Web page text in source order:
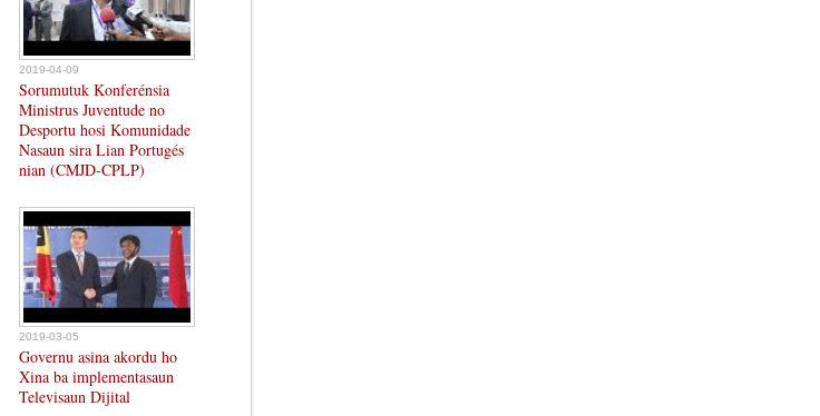
2019-04-09
Sorumutuk Konferénsia
Ministrus Juventude no
Desportu hosi Komunidade
Nasaun sira Lian Portugés
nian (CMJD-CPLP)
2019-03-05
Governu asina akordu ho
Xina ba implementasaun
Televisaun Dijital